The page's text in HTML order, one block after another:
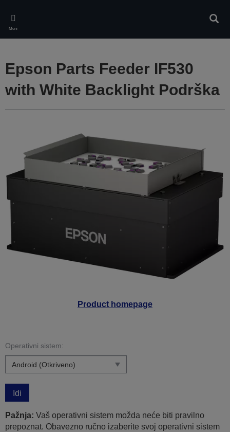
main
content
Meni
Product homepage
Epson Parts Feeder IF530
with White Backlight Podrška
Operativni sistem:
Idi
Pažnja: Vaš operativni sistem možda neće biti pravilno
prepoznat. Obavezno ručno izaberite svoj operativni sistem